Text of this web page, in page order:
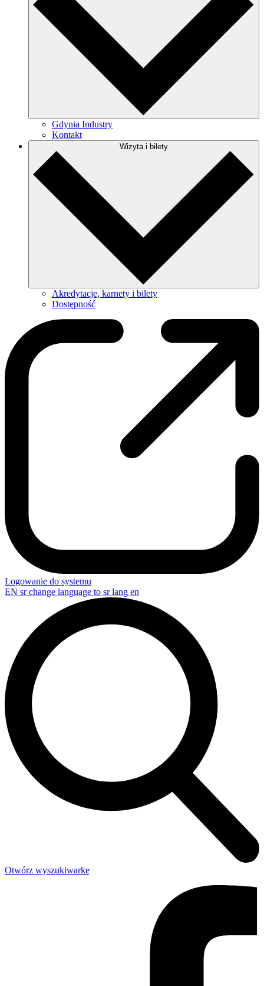
Gdynia Industry
Kontakt
Wizyta i bilety
Akredytacje, karnety i bilety
Dostępność
Logowanie do systemu
EN sr change language to sr lang en
Otwórz wyszukiwarkę